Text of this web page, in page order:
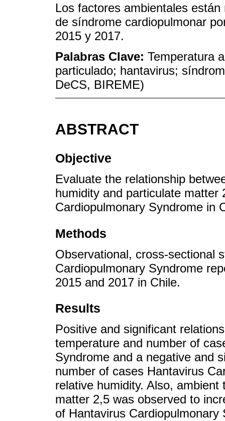
Los factores ambientales
de síndrome cardiopulmonar
2015 y 2017.
Palabras Clave: Temperatura
particulado; hantavirus;
DeCS, BIREME)
ABSTRACT
Objective
Evaluate the relationship
humidity and particulate
Cardiopulmonary Syndrome in
Methods
Observational, cross-sectional
Cardiopulmonary Syndrome
2015 and 2017 in Chile.
Results
Positive and significant
temperature and number of
Syndrome and a negative and
number of cases Hantavirus
relative humidity. Also,
matter 2,5 was observed to
of Hantavirus Cardiopulmonary